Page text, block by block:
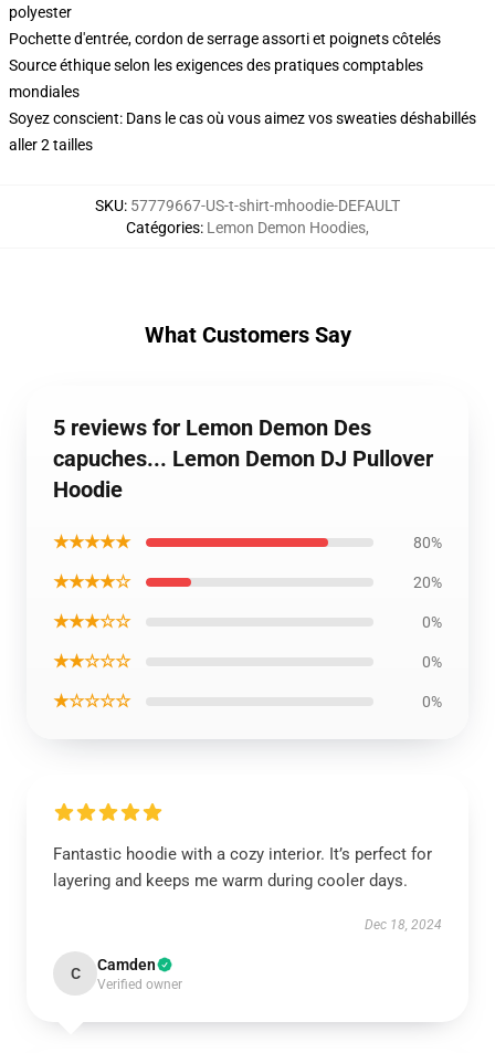
polyester
Pochette d'entrée, cordon de serrage assorti et poignets côtelés
Source éthique selon les exigences des pratiques comptables
mondiales
Soyez conscient: Dans le cas où vous aimez vos sweaties déshabillés
aller 2 tailles
SKU: 57779667-US-t-shirt-mhoodie-DEFAULT
Catégories: Lemon Demon Hoodies,
What Customers Say
5 reviews for Lemon Demon Des
capuches... Lemon Demon DJ Pullover
Hoodie
★★★★★ 80%
★★★★☆ 20%
★★★☆☆ 0%
★★☆☆☆ 0%
★☆☆☆☆ 0%
Fantastic hoodie with a cozy interior. It’s perfect for
layering and keeps me warm during cooler days.
Dec 18, 2024
C Camden
Verified owner